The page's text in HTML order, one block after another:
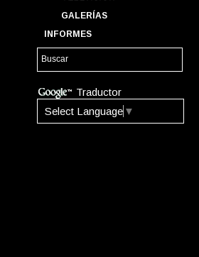
GALERÍAS
INFORMES
Traductor
Select Language ▼